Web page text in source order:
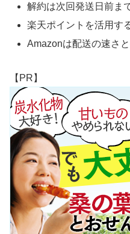
解約は次回発送日前ま
楽天ポイントを活用す
Amazonは配送の速さ
【PR】